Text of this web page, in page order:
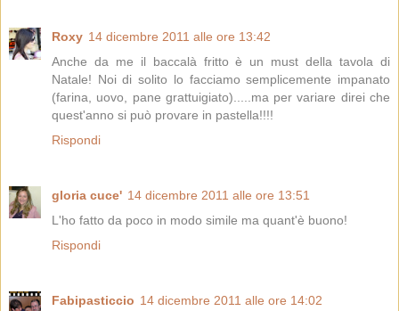
Roxy 14 dicembre 2011 alle ore 13:42
Anche da me il baccalà fritto è un must della tavola di
Natale! Noi di solito lo facciamo semplicemente impanato
(farina, uovo, pane grattuigiato).....ma per variare direi che
quest'anno si può provare in pastella!!!!
Rispondi
gloria cuce' 14 dicembre 2011 alle ore 13:51
L'ho fatto da poco in modo simile ma quant'è buono!
Rispondi
Fabipasticcio 14 dicembre 2011 alle ore 14:02